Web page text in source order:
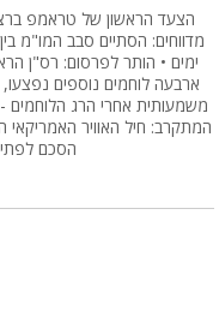
מדווחים: הסתיים סבב המו"מ
ימים • הותר לפרסום: רס"ן
ארבעה לוחמים נוספים
משמעותית אחרי הרג
המתקרב: חיל האוויר
הסכם